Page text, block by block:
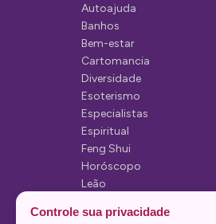
Autoajuda
Banhos
Bem-estar
Cartomancia
Diversidade
Esoterismo
Especialistas
Espiritual
Feng Shui
Horóscopo
Leão
Mediunidade
Controle sua privacidade